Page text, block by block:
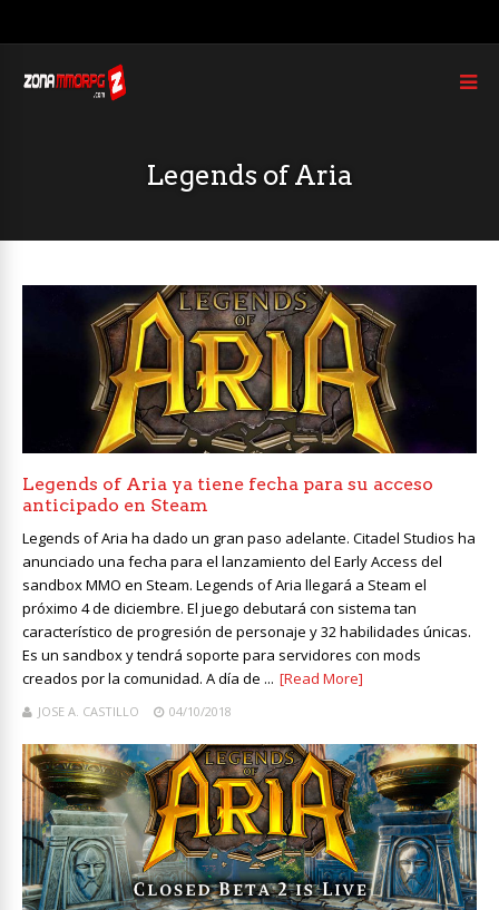
Legends of Aria
Legends of Aria ya tiene fecha para su acceso
anticipado en Steam
Legends of Aria ha dado un gran paso adelante. Citadel Studios ha
anunciado una fecha para el lanzamiento del Early Access del
sandbox MMO en Steam. Legends of Aria llegará a Steam el
próximo 4 de diciembre. El juego debutará con sistema tan
característico de progresión de personaje y 32 habilidades únicas.
Es un sandbox y tendrá soporte para servidores con mods
creados por la comunidad. A día de ... [Read More]
JOSE A. CASTILLO 04/10/2018